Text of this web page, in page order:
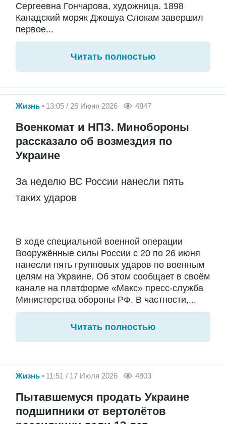
Сергеевна Гончарова, художница. 1898
Канадский моряк Джошуа Слокам завершил
первое...
Читать полностью
Жизнь 13:05 / 26 Июня 2026 4847
Военкомат и НПЗ. Минобороны
рассказало об возмездия по
Украине
За неделю ВС России нанесли пять
таких ударов
В ходе специальной военной операции
Вооружённые силы России с 20 по 26 июня
нанесли пять групповых ударов по военным
целям на Украине. Об этом сообщает в своём
канале на платформе «Макс» пресс-служба
Министерства обороны РФ. В частности,...
Читать полностью
Жизнь 11:51 / 17 Июля 2026 4803
Пытавшемуся продать Украине
подшипники от вертолётов